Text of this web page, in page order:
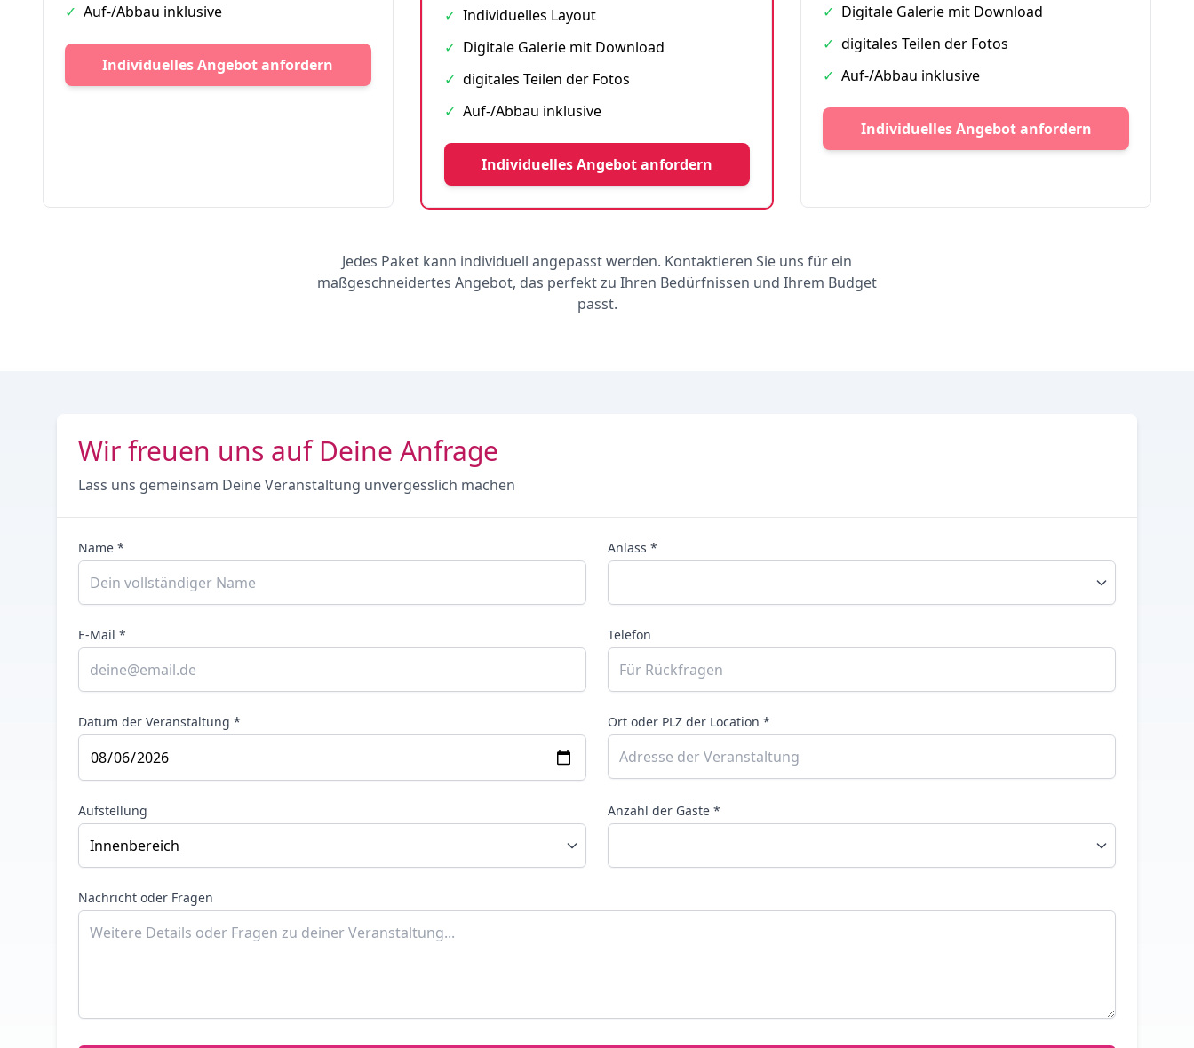
✓ Auf-/Abbau inklusive
Individuelles Angebot anfordern
✓ Individuelles Layout
✓ Digitale Galerie mit Download
✓ digitales Teilen der Fotos
✓ Auf-/Abbau inklusive
Individuelles Angebot anfordern
✓ Digitale Galerie mit Download
✓ digitales Teilen der Fotos
✓ Auf-/Abbau inklusive
Individuelles Angebot anfordern
Jedes Paket kann individuell angepasst werden. Kontaktieren Sie uns für ein
maßgeschneidertes Angebot, das perfekt zu Ihren Bedürfnissen und Ihrem Budget
passt.
Wir freuen uns auf Deine Anfrage
Lass uns gemeinsam Deine Veranstaltung unvergesslich machen
Name * Anlass *
E-Mail * Telefon
Datum der Veranstaltung * Ort oder PLZ der Location *
Aufstellung Anzahl der Gäste *
Nachricht oder Fragen